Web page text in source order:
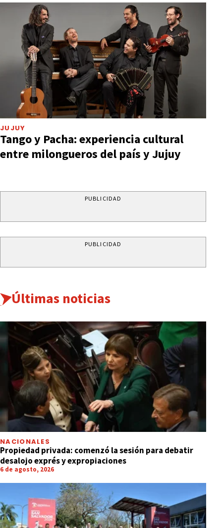
JUJUY
Tango y Pacha: experiencia cultural
entre milongueros del país y Jujuy
PUBLICIDAD
PUBLICIDAD
Últimas noticias
NACIONALES
Propiedad privada: comenzó la sesión para debatir
desalojo exprés y expropiaciones
6 de agosto, 2026